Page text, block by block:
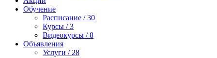
Обучение
Расписание / 30
Курсы / 3
Видеокурсы / 8
Объявления
Услуги / 28